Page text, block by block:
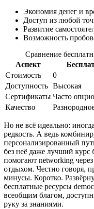
Экономия денег и
Доступ из любой
Развитие
Возможность
Сравнение
Аспект
Стоимость
0
Доступность Высокая
Сертификаты Часто
Качество
Но не всё идеально:
редкость. А ведь
персонализированный
без неё даже лучший
помогают networking
отдыхом. Честно говоря,
минусы. Коротко.
бесплатные ресурсы
всеобщим благом,
руку за знаниями.